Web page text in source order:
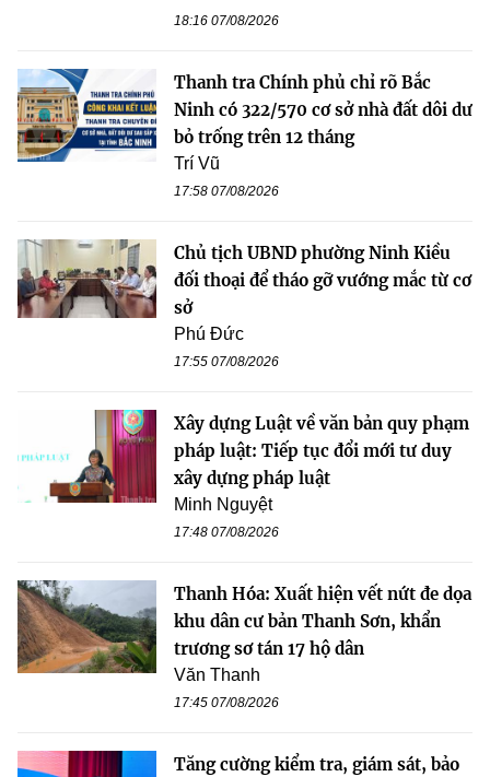
18:16 07/08/2026
Thanh tra Chính phủ chỉ rõ Bắc
Ninh có 322/570 cơ sở nhà đất dôi dư
bỏ trống trên 12 tháng
Trí Vũ
17:58 07/08/2026
Chủ tịch UBND phường Ninh Kiều
đối thoại để tháo gỡ vướng mắc từ cơ
sở
Phú Đức
17:55 07/08/2026
Xây dựng Luật về văn bản quy phạm
pháp luật: Tiếp tục đổi mới tư duy
xây dựng pháp luật
Minh Nguyệt
17:48 07/08/2026
Thanh Hóa: Xuất hiện vết nứt đe dọa
khu dân cư bản Thanh Sơn, khẩn
trương sơ tán 17 hộ dân
Văn Thanh
17:45 07/08/2026
Tăng cường kiểm tra, giám sát, bảo